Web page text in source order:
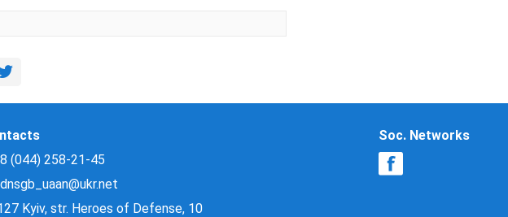
8 (044) 258-21-45
dnsgb_uaan@ukr.net
Kyiv, str. Heroes of Defense, 10
Soc. Networks